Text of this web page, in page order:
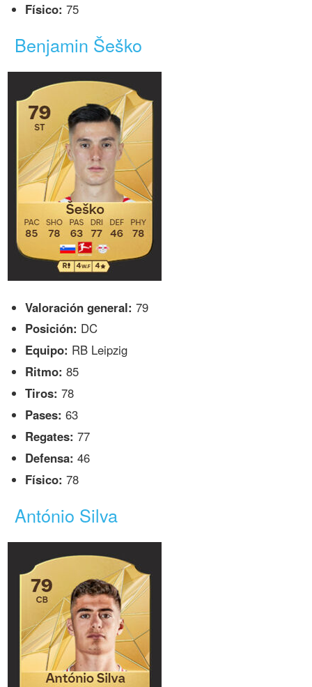
Físico: 75
Benjamin Šeško
Valoración general: 79
Posición: DC
Equipo: RB Leipzig
Ritmo: 85
Tiros: 78
Pases: 63
Regates: 77
Defensa: 46
Físico: 78
António Silva